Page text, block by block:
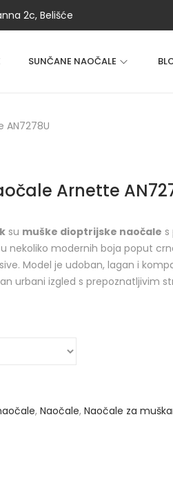
2c, Belišće
SUNČANE NAOČALE
Arnette
su muške dioptrijske naočale
nekoliko modernih boja poput
Model je udoban, lagan i
urbani izgled s prepoznatljivim
,Naočale,Naočale za